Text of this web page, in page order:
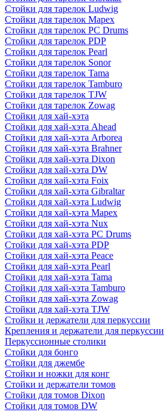
Стойки для тарелок Ludwig
Стойки для тарелок Mapex
Стойки для тарелок PC Drums
Стойки для тарелок PDP
Стойки для тарелок Pearl
Стойки для тарелок Sonor
Стойки для тарелок Tama
Стойки для тарелок Tamburo
Стойки для тарелок TJW
Стойки для тарелок Zowag
Стойки для хай-хэта
Стойки для хай-хэта Ahead
Стойки для хай-хэта Arborea
Стойки для хай-хэта Brahner
Стойки для хай-хэта Dixon
Стойки для хай-хэта DW
Стойки для хай-хэта Foix
Стойки для хай-хэта Gibraltar
Стойки для хай-хэта Ludwig
Стойки для хай-хэта Mapex
Стойки для хай-хэта Nux
Стойки для хай-хэта PC Drums
Стойки для хай-хэта PDP
Стойки для хай-хэта Peace
Стойки для хай-хэта Pearl
Стойки для хай-хэта Tama
Стойки для хай-хэта Tamburo
Стойки для хай-хэта Zowag
Стойки для хай-хэта TJW
Стойки и держатели для перкуссии
Крепления и держатели для перкуссии
Перкуссионные столики
Стойки для бонго
Стойки для джембе
Стойки и ножки для конг
Стойки и держатели томов
Стойки для томов Dixon
Стойки для томов DW